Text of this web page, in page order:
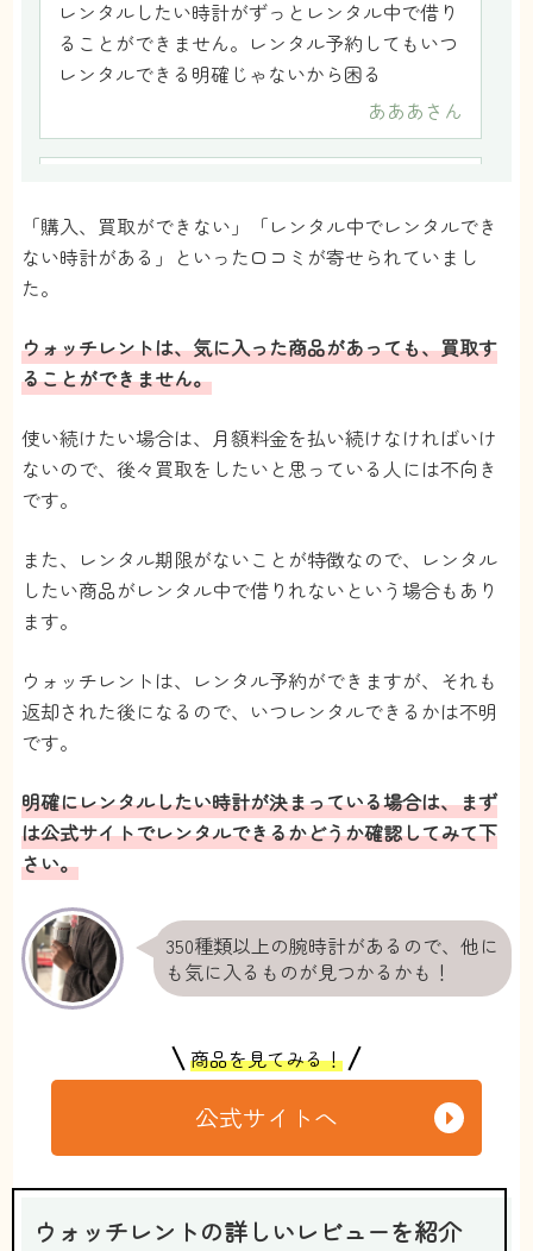
5
登録から発送まで3日？くらいで手元にくるの
で、対応が早くて助かりました！補償サービス
に加入していれば、故障しても失くしちゃって
も弁償しなくていいので、安心！
レンタルしたい時計がずっとレンタル中で借り
ることができません。レンタル予約してもいつ
レンタルできる明確じゃないから困る
あああ さん
ウォッチレントはレンタルのみ。買取や購入が
できない。時計を預託して収入を得たい、資産
「購入、買取ができない」「レンタル中でレンタルでき
ない時計がある」といった口コミが寄せられていまし
た。
ウォッチレントは、気に入った商品があっても、買取す
ることができません。
使い続けたい場合は、月額料金を払い続けなければいけ
ないので、後々買取をしたいと思っている人には不向き
です。
また、レンタル期限がないことが特徴なので、レンタル
したい商品がレンタル中で借りれないという場合もあり
ます。
ウォッチレントは、レンタル予約ができますが、それも
返却された後になるので、いつレンタルできるかは不明
です。
明確にレンタルしたい時計が決まっている場合は、まず
は公式サイトでレンタルできるかどうか確認してみて下
さい。
350種類以上の腕時計があるので、他に
も気に入るものが見つかるかも！
商品を見てみる！
公式サイトへ
ウォッチレントの詳しいレビューを紹介